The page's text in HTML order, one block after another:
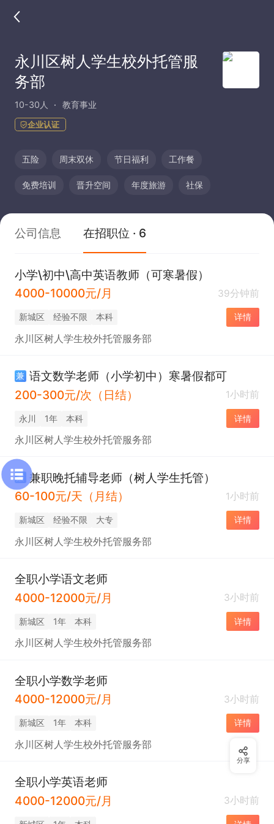
永川区树人学生校外托管服
务部
10-30人 教育事业
企业认证
五险 周末双休 节日福利 工作餐
免费培训 晋升空间 年度旅游 社保
公司信息 在招职位 · 6
小学\初中\高中英语教师（可寒暑假）
4000-10000元/月
39分钟前
新城区 经验不限 本科 详情
永川区树人学生校外托管服务部
兼 语文数学老师（小学初中）寒暑假都可
200-300元/次（日结）
1小时前
永川 1年 本科 详情
永川区树人学生校外托管服务部
兼
兼职晚托辅导老师（树人学生托管）
60-100元/天（月结）
1小时前
新城区 经验不限 大专 详情
永川区树人学生校外托管服务部
全职小学语文老师
4000-12000元/月
3小时前
新城区 1年 本科 详情
永川区树人学生校外托管服务部
全职小学数学老师
4000-12000元/月
3小时前
新城区 1年 本科 详情
永川区树人学生校外托管服务部
全职小学英语老师
4000-12000元/月
3小时前
分享